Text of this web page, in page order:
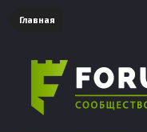
Главная